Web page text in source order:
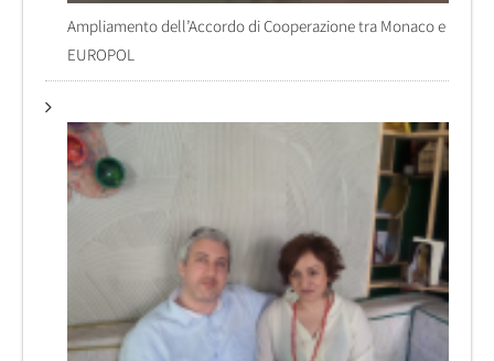
Ampliamento dell’Accordo di Cooperazione tra Monaco e
EUROPOL